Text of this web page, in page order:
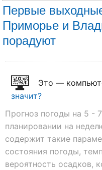
Первые
Приморье и
порадуют
Это —
значит?
Прогноз погоды на 5 -
планировании на
содержит такие
состояния погоды,
вероятность осадков,